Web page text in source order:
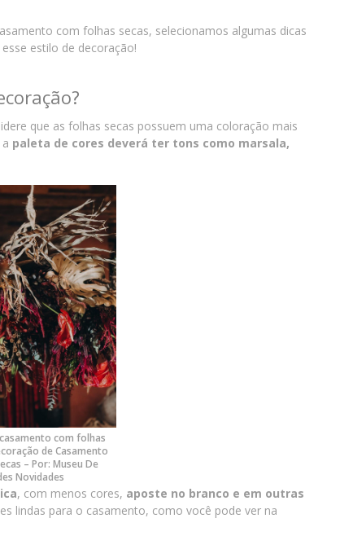
com folhas secas, selecionamos algumas dicas
estilo de decoração!
que as folhas secas possuem uma coloração mais
paleta de cores deverá ter tons como marsala,
com folhas
de Casamento
– Por: Museu De
Novidades
, com menos cores, aposte no branco e em outras
lindas para o casamento, como você pode ver na